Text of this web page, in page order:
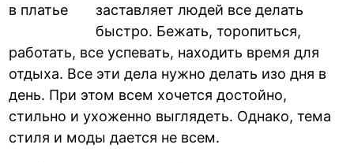
заставляет людей все делать
быстро. Бежать, торопиться,
работать, все успевать, находить время для
отдыха. Все эти дела нужно делать изо дня в
день. При этом всем хочется достойно,
стильно и ухоженно выглядеть. Однако, тема
стиля и моды дается не всем.